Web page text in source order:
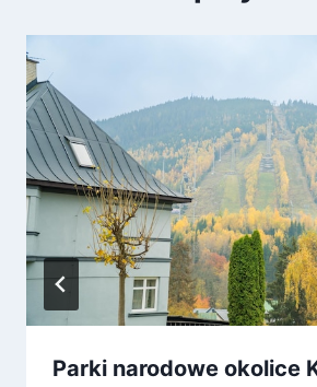
Parki narodowe okolice